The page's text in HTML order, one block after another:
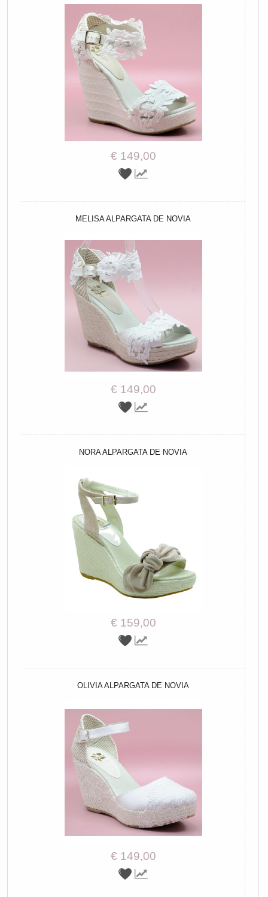
€ 149,00
MELISA ALPARGATA DE NOVIA
€ 149,00
NORA ALPARGATA DE NOVIA
€ 159,00
OLIVIA ALPARGATA DE NOVIA
€ 149,00